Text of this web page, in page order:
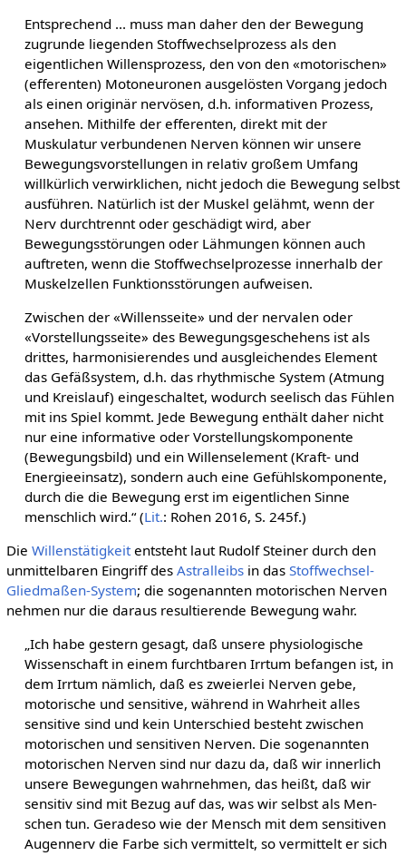
Entsprechend ... muss man daher den der Bewegung
zugrunde liegenden Stoffwechselprozess als den
eigentlichen Willensprozess, den von den «motorischen»
(efferenten) Motoneuronen ausgelösten Vorgang jedoch
als einen originär nervösen, d.h. informativen Prozess,
ansehen. Mithilfe der efferenten, direkt mit der
Muskulatur verbundenen Nerven können wir unsere
Bewegungsvorstellungen in relativ großem Umfang
willkürlich verwirklichen, nicht jedoch die Bewegung selbst
ausführen. Natürlich ist der Muskel gelähmt, wenn der
Nerv durchtrennt oder geschädigt wird, aber
Bewegungsstörungen oder Lähmungen können auch
auftreten, wenn die Stoffwechselprozesse innerhalb der
Muskelzellen Funktionsstörungen aufweisen.
Zwischen der «Willensseite» und der nervalen oder
«Vorstellungsseite» des Bewegungsgeschehens ist als
drittes, harmonisierendes und ausgleichendes Element
das Gefäßsystem, d.h. das rhythmische System (Atmung
und Kreislauf) eingeschaltet, wodurch seelisch das Fühlen
mit ins Spiel kommt. Jede Bewegung enthält daher nicht
nur eine informative oder Vorstellungskomponente
(Bewegungsbild) und ein Willenselement (Kraft- und
Energieeinsatz), sondern auch eine Gefühlskomponente,
durch die die Bewegung erst im eigentlichen Sinne
menschlich wird.“ (Lit.: Rohen 2016, S. 245f.)
Die Willenstätigkeitentsteht laut Rudolf Steiner durch den
unmittelbaren Eingriff des Astralleibsin das Stoffwechsel-
Gliedmaßen-System; die sogenannten motorischen Nerven
nehmen nur die daraus resultierende Bewegung wahr.
„Ich habe gestern gesagt, daß unsere physiologische
Wissenschaft in einem furchtbaren Irrtum befangen ist, in
dem Irrtum nämlich, daß es zweierlei Nerven gebe,
motorische und sensitive, während in Wahrheit alles
sensitive sind und kein Unterschied besteht zwischen
motorischen und sensitiven Nerven. Die sogenannten
motorischen Nerven sind nur dazu da, daß wir innerlich
unsere Bewegungen wahrnehmen, das heißt, daß wir
sensitiv sind mit Bezug auf das, was wir selbst als Men­
schen tun. Geradeso wie der Mensch mit dem sensitiven
Augennerv die Farbe sich vermittelt, so vermittelt er sich